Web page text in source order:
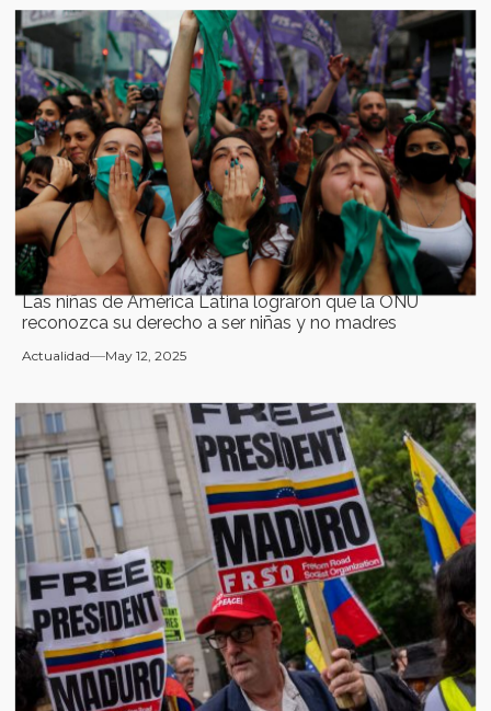
Las niñas de América Latina lograron que la ONU
reconozca su derecho a ser niñas y no madres
Actualidad May 12, 2025